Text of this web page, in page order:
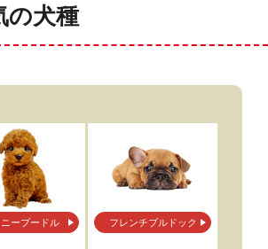
の犬種
ープードル フレンチブルドック